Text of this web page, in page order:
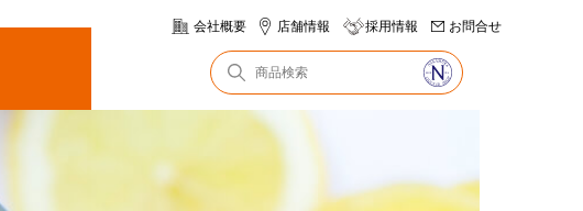
会社概要 店舗情報 採用情報 お問合せ